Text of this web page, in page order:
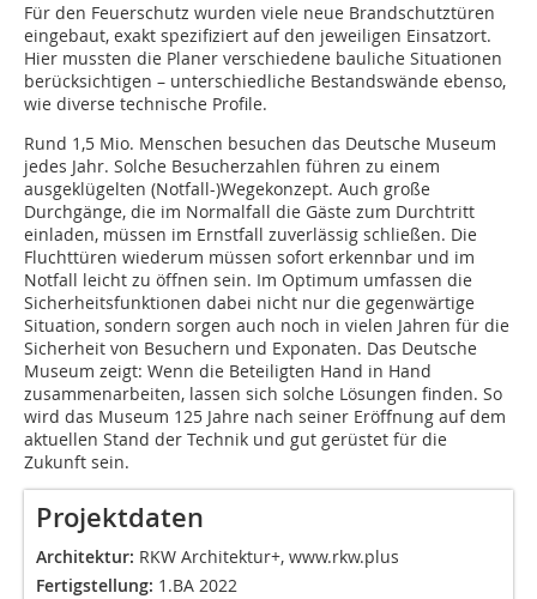
Für den Feuerschutz wurden viele neue Brandschutztüren
eingebaut, exakt spezifiziert auf den jeweiligen Einsatzort.
Hier mussten die Planer verschiedene bauliche Situationen
berücksichtigen – unterschiedliche Bestandswände ebenso,
wie diverse technische Profile.
Rund 1,5 Mio. Menschen besuchen das Deutsche Museum
jedes Jahr. Solche Besucherzahlen führen zu einem
ausgeklügelten (Notfall-)Wegekonzept. Auch große
Durchgänge, die im Normalfall die Gäste zum Durchtritt
einladen, müssen im Ernstfall zuverlässig schließen. Die
Fluchttüren wiederum müssen sofort erkennbar und im
Notfall leicht zu öffnen sein. Im Optimum umfassen die
Sicherheitsfunktionen dabei nicht nur die gegenwärtige
Situation, sondern sorgen auch noch in vielen Jahren für die
Sicherheit von Besuchern und Exponaten. Das Deutsche
Museum zeigt: Wenn die Beteiligten Hand in Hand
zusammenarbeiten, lassen sich solche Lösungen finden. So
wird das Museum 125 Jahre nach seiner Eröffnung auf dem
aktuellen Stand der Technik und gut gerüstet für die
Zukunft sein.
Projektdaten
Architektur: RKW Architektur+, www.rkw.plus
Fertigstellung: 1.BA 2022